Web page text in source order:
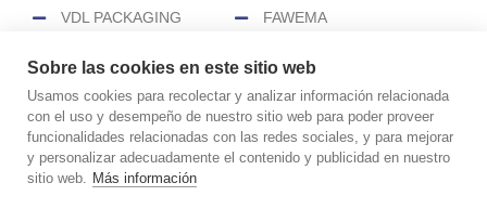
VDL PACKAGING
FAWEMA
COPYRIGHT © 2026 CIMASA
Aviso legal
Sobre las cookies en este sitio web
Usamos cookies para recolectar y analizar información relacionada
con el uso y desempeño de nuestro sitio web para poder proveer
funcionalidades relacionadas con las redes sociales, y para mejorar
y personalizar adecuadamente el contenido y publicidad en nuestro
sitio web. Más información